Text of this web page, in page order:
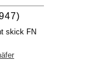
skick FN